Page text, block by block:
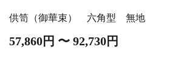
欄間・障子・襖・翠
供笥（御華束） 六角型 無地
57,860円 〜 92,730円